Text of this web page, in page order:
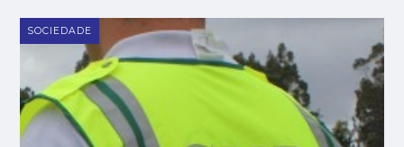
SOCIEDADE